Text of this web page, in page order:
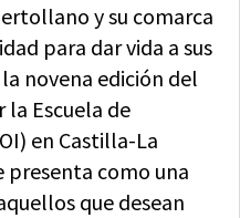
y su comarca
para dar vida a sus
novena edición del
Escuela de
en Castilla-La
presenta como una
que desean